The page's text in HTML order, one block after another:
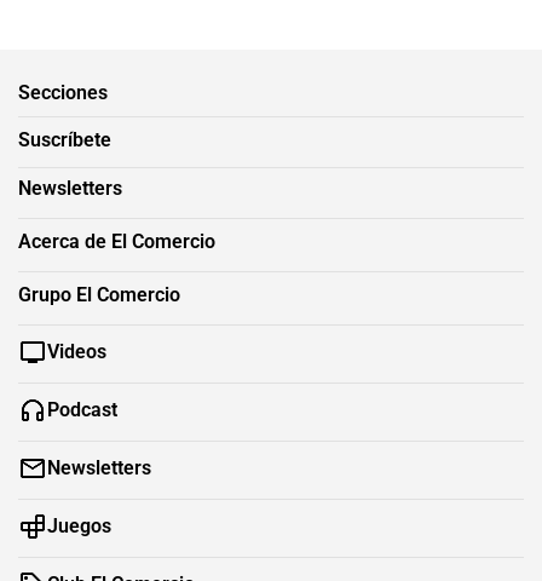
Secciones
Suscríbete
Newsletters
Acerca de El Comercio
Grupo El Comercio
Videos
Podcast
Newsletters
Juegos